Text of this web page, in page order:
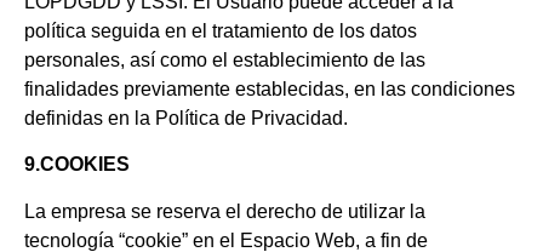
política seguida en el tratamiento de los datos
personales, así como el establecimiento de las
finalidades previamente establecidas, en las condiciones
definidas en la Política de Privacidad.
9.COOKIES
La empresa se reserva el derecho de utilizar la
tecnología “cookie” en el Espacio Web, a fin de